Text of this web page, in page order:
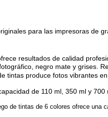
para las impresoras de
resultados de calidad
negro mate y grises.
tintas produce fotos vibrantes
de 110 ml, 350 ml y 700
de tintas de 6 colores ofrece una